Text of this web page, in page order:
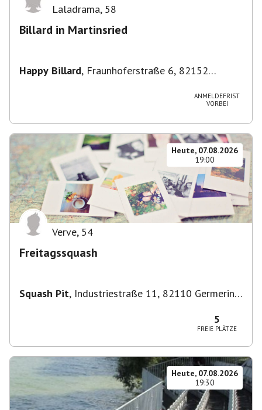
Laladrama, 58
Billard in Martinsried
Happy Billard, Fraunhoferstraße 6, 82152
ANMELDEFRIST
VORBEI
Heute, 07.08.2026
19:00
Verve, 54
Freitagssquash
Squash Pit, Industriestraße 11, 82110 Germering,
5
FREIE PLÄTZE
Heute, 07.08.2026
19:30